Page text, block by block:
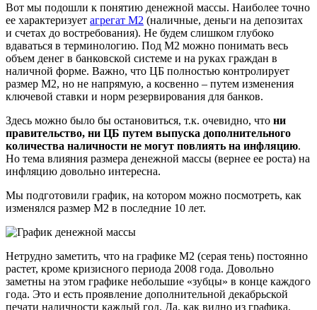
Вот мы подошли к понятию денежной массы. Наиболее точно
ее характеризует агрегат М2 (наличные, деньги на депозитах
и счетах до востребования). Не будем слишком глубоко
вдаваться в терминологию. Под М2 можно понимать весь
объем денег в банковской системе и на руках граждан в
наличной форме. Важно, что ЦБ полностью контролирует
размер М2, но не напрямую, а косвенно – путем изменения
ключевой ставки и норм резервирования для банков.
Здесь можно было бы остановиться, т.к. очевидно, что ни
правительство, ни ЦБ путем выпуска дополнительного
количества наличности не могут повлиять на инфляцию.
Но тема влияния размера денежной массы (вернее ее роста) на
инфляцию довольно интересна.
Мы подготовили график, на котором можно посмотреть, как
изменялся размер М2 в последние 10 лет.
Нетрудно заметить, что на графике М2 (серая тень) постоянно
растет, кроме кризисного периода 2008 года. Довольно
заметны на этом графике небольшие «зубцы» в конце каждого
года. Это и есть проявление дополнительной декабрьской
печати наличности каждый год. Да, как видно из графика,